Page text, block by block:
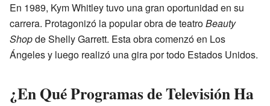
En 1989, Kym Whitley tuvo una gran oportunidad en su
carrera. Protagonizó la popular obra de teatroBeauty
Shopde Shelly Garrett. Esta obra comenzó en Los
Ángeles y luego realizó una gira por todo Estados Unidos.
¿En Qué Programas de Televisión Ha